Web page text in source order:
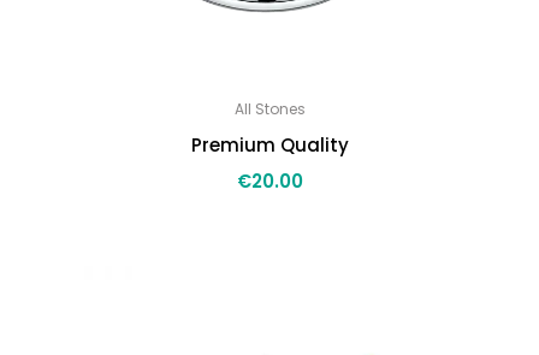
All Stones
Premium Quality
€20.00